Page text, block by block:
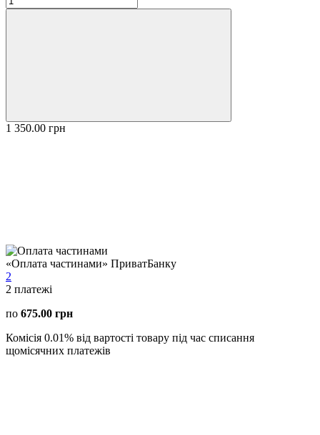
1 350.00 грн
«Оплата частинами» ПриватБанку
2
2 платежі
по 675.00 грн
Комісія 0.01% від вартості товару під час списання
щомісячних платежів